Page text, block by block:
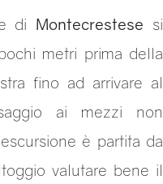
di Montecrestese si
metri prima della
fino ad arrivare al
ai mezzi non
è partita da
valutare bene il